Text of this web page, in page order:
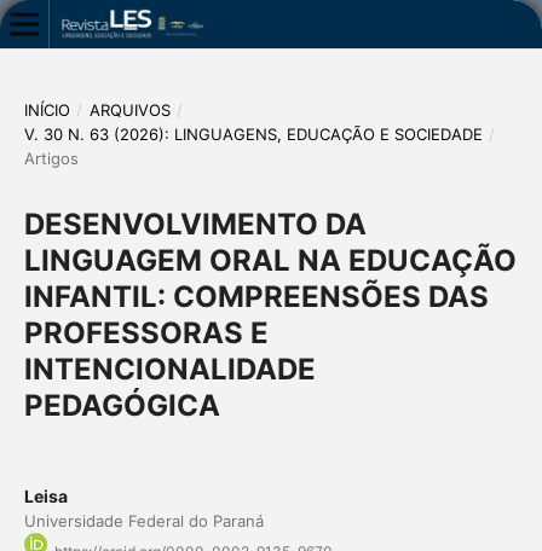
INÍCIO / ARQUIVOS /
V. 30 N. 63 (2026): LINGUAGENS, EDUCAÇÃO E SOCIEDADE /
Artigos
DESENVOLVIMENTO DA
LINGUAGEM ORAL NA EDUCAÇÃO
INFANTIL: COMPREENSÕES DAS
PROFESSORAS E
INTENCIONALIDADE
PEDAGÓGICA
Leisa
Universidade Federal do Paraná